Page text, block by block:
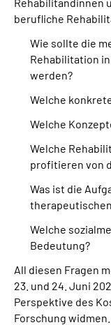
berufliche
Wie sollte die
Rehabilitation
werden?
Welche
Welche
Welche
profitieren von
Was ist die
Welche
Bedeutung?
All diesen Fragen
23. und 24. Juni
Perspektive des
Forschung widmen.